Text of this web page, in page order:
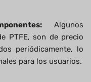
Algunos
PTFE, son de precio
periódicamente, lo
para los usuarios.